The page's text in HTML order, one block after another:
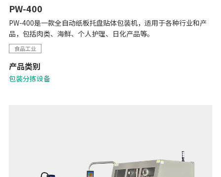
PW-400
PW-400是一款全自动纸板托盘贴体包装机，适用于各种行业和产
品，包括肉类、海鲜、个人护理、日化产品等。
食品工业
产品类别
包装分拣设备